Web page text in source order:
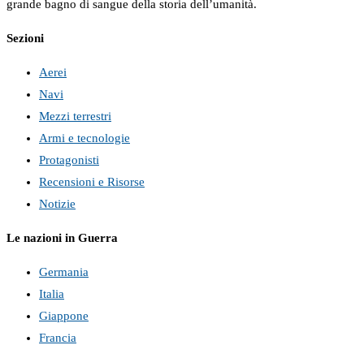
grande bagno di sangue della storia dell’umanità.
Sezioni
Aerei
Navi
Mezzi terrestri
Armi e tecnologie
Protagonisti
Recensioni e Risorse
Notizie
Le nazioni in Guerra
Germania
Italia
Giappone
Francia